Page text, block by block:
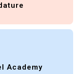
Academy